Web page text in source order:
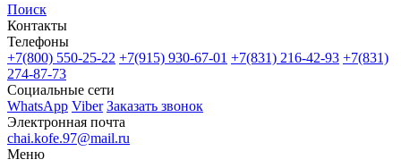
Поиск
Контакты
Телефоны
+7(800) 550-25-22 +7(915) 930-67-01 +7(831) 216-42-93 +7(831)
274-87-73
Социальные сети
WhatsApp Viber Заказать звонок
Электронная почта
chai.kofe.97@mail.ru
Меню